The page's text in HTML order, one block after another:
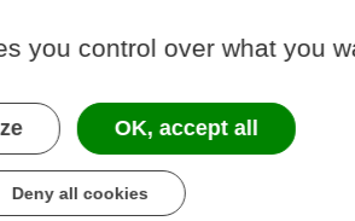
Il est toujours possible
. Si le porteur de
peut lui permettre de
you control over what you
OK, accept all
Deny all cookies